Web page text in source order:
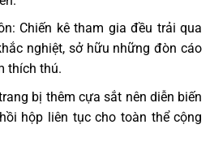
Chiến kê tham gia đều trải qua
nghiệt, sở hữu những đòn cáo
thích thú.
bị thêm cựa sắt nên diễn biến
hộp liên tục cho toàn thể cộng